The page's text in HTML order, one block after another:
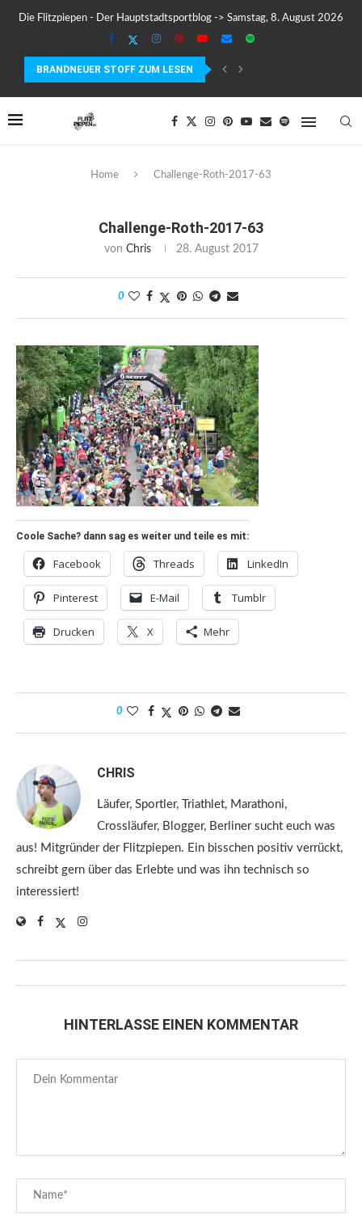
Die Flitzpiepen - Der Hauptstadtsportblog -> Samstag, 8. August 2026
BRANDNEUER STOFF ZUM LESEN
COROS PACE 4 IM TEST – LEICHT, SCHNELL...
Home Challenge-Roth-2017-63
Challenge-Roth-2017-63
von Chris 28. August 2017
0
Coole Sache? dann sag es weiter und teile es mit:
Facebook Threads LinkedIn
Pinterest E-Mail Tumblr
Drucken X Mehr
0
CHRIS
Läufer, Sportler, Triathlet, Marathoni,
Crossläufer, Blogger, Berliner sucht euch was
aus! Mitgründer der Flitzpiepen. Ein bisschen positiv verrückt,
schreibt gern über das Erlebte und was ihn technisch so
interessiert!
HINTERLASSE EINEN KOMMENTAR